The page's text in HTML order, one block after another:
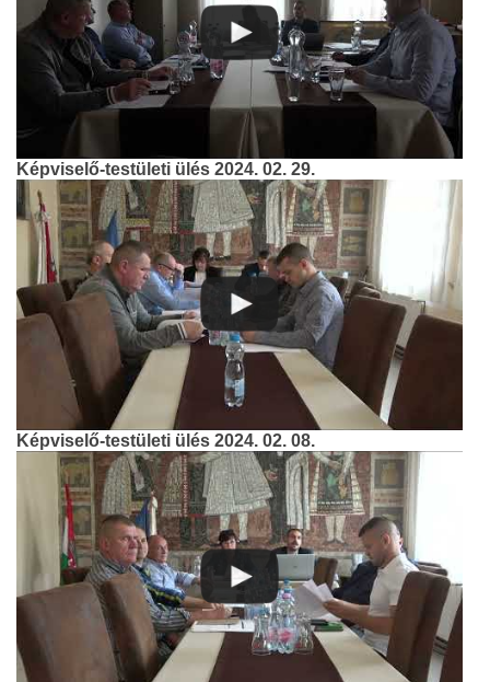
Képviselő-testületi ülés 2024. 02. 29.
Képviselő-testületi ülés 2024. 02. 08.